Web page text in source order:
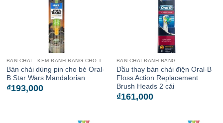
BÀN CHẢI - KEM ĐÁNH RĂNG CHO TRẺ
Bàn chải dùng pin cho bé Oral-
B Star Wars Mandalorian
₫193,000
BÀN CHẢI ĐÁNH RĂNG
Đầu thay bàn chải điện Oral-B
Floss Action Replacement
Brush Heads 2 cái
₫161,000